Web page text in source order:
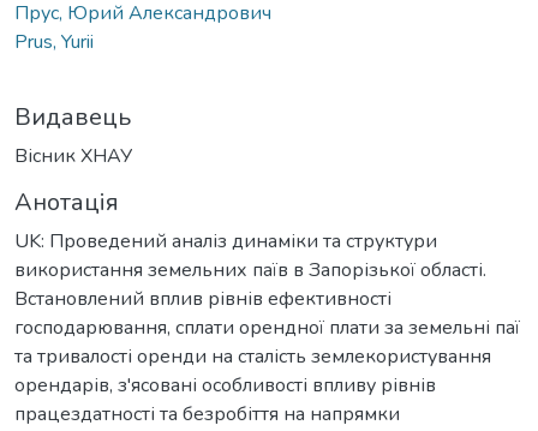
Прус, Юрий Александрович
Prus, Yurii
Видавець
Вісник ХНАУ
Анотація
UK: Проведений аналіз динаміки та структури
використання земельних паїв в Запорізької області.
Встановлений вплив рівнів ефективності
господарювання, сплати орендної плати за земельні паї
та тривалості оренди на сталість землекористування
орендарів, з'ясовані особливості впливу рівнів
працездатності та безробіття на напрямки